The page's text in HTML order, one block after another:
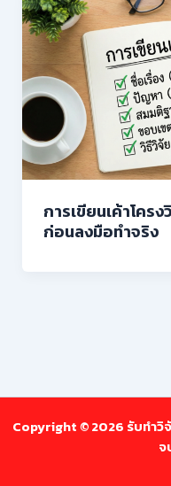
การเขียนเค้าโคร
ก่อนลงมือทำจริง
Copyright © 2026 รับทำวิ
จ